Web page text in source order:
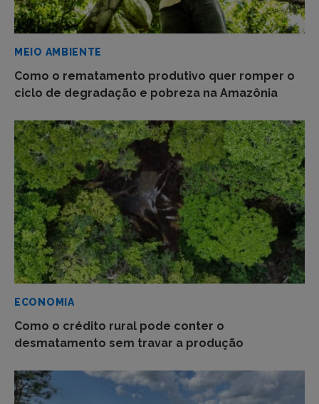
MEIO AMBIENTE
Como o rematamento produtivo quer romper o
ciclo de degradação e pobreza na Amazônia
ECONOMIA
Como o crédito rural pode conter o
desmatamento sem travar a produção